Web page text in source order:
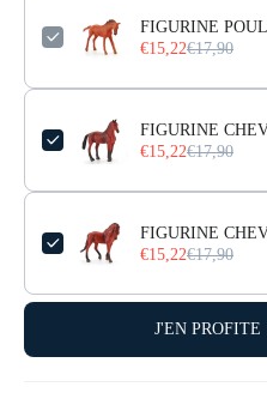
FIGURINE
€15,22€17,90
FIGURINE
€15,22€17,90
FIGURINE
€15,22€17,90
J'EN PROFITE